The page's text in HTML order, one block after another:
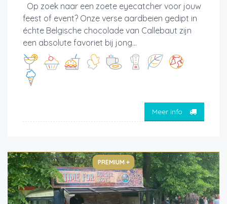
Op zoek naar een zoete eyecatcher voor jouw
feest of event? Onze verse aardbeien gedipt in
échte Belgische chocolade van Callebaut zijn
een absolute favoriet bij jong...
Meer info
PREMIUM +